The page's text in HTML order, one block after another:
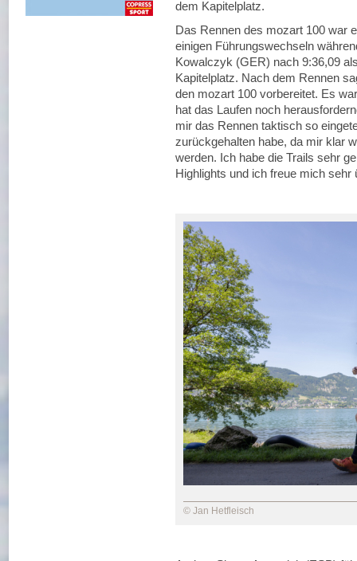
dem Kapitelplatz.
Das Rennen des mozart 100 war
einigen Führungswechseln
Kowalczyk (GER) nach 9:36,09
Kapitelplatz. Nach dem Rennen
den mozart 100 vorbereitet. Es
hat das Laufen noch
mir das Rennen taktisch so
zurückgehalten habe, da mir klar
werden. Ich habe die Trails sehr
Highlights und ich freue mich sehr
© Jan Hetfleisch